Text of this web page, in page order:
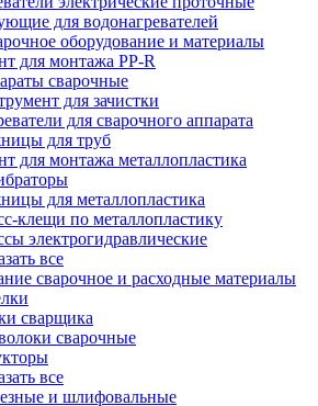
для водонагревателей
оборудование и материалы
для монтажа PP-R
сварочные
для зачистки
для сварочного аппарата
для труб
для монтажа металлопластика
для металлопластика
клещи по металлопластику
электрогидравлические
все
сварочное и расходные материалы
сварщика
сварочные
все
и шлифовальные